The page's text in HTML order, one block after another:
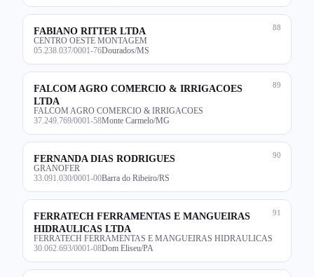
88
FABIANO RITTER LTDA
CENTRO OESTE MONTAGEM
05.238.037/0001-76Dourados/MS
89
FALCOM AGRO COMERCIO & IRRIGACOES
LTDA
FALCOM AGRO COMERCIO & IRRIGACOES
37.249.769/0001-58Monte Carmelo/MG
90
FERNANDA DIAS RODRIGUES
GRANOFER
33.091.030/0001-00Barra do Ribeiro/RS
91
FERRATECH FERRAMENTAS E MANGUEIRAS
HIDRAULICAS LTDA
FERRATECH FERRAMENTAS E MANGUEIRAS HIDRAULICAS
30.062.693/0001-08Dom Eliseu/PA